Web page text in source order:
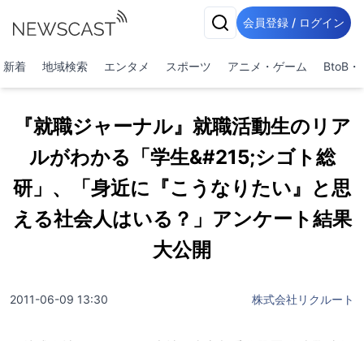
会員登録 / ログイン
新着 地域検索 エンタメ スポーツ アニメ・ゲーム BtoB・
『就職ジャーナル』就職活動生のリア
ルがわかる「学生&#215;シゴト総
研」、「身近に『こうなりたい』と思
える社会人はいる？」アンケート結果
大公開
2011-06-09 13:30 株式会社リクルート